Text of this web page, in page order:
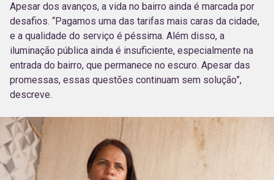
Apesar dos avanços, a vida no bairro ainda é marcada por
desafios. “Pagamos uma das tarifas mais caras da cidade,
e a qualidade do serviço é péssima. Além disso, a
iluminação pública ainda é insuficiente, especialmente na
entrada do bairro, que permanece no escuro. Apesar das
promessas, essas questões continuam sem solução”,
descreve.